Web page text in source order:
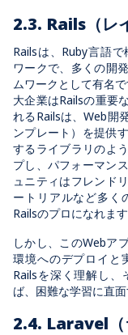
2.3. Rails（レ
Railsは、Ruby言語
ワークで、多くの開
ムワークとして有名
大企業はRailsの重要
れるRailsは、Web開
ンプレート）を提供
するライブラリのよ
プし、パフォーマン
ュニティはフレンド
ートリアルなど多く
Railsのプロになれます
しかし、このWebア
環境へのデプロイと
Railsを深く理解し
ば、困難な学習に直面
2.4. ‎Laravel（